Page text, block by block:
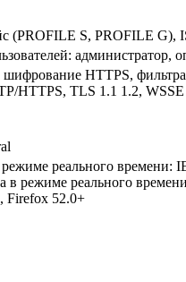
(PROFILE S, PROFILE G),
администратор,
HTTPS,
HTTPS, TLS 1.1 1.2,
реального времени:
в режиме реального
Firefox 52.0+